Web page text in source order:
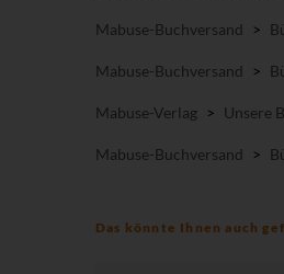
Mabuse-Buchversand >
Mabuse-Buchversand >
Mabuse-Verlag > Unsere
Mabuse-Buchversand >
Das könnte Ihnen auch